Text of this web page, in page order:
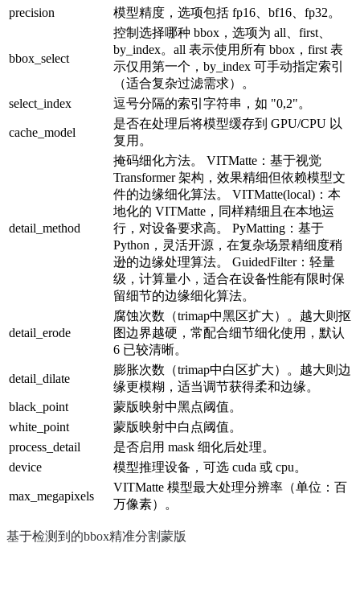
precision
模型精度，选项包括 fp16、bf16、fp32。
bbox_select
控制选择哪种 bbox，选项为 all、first、
by_index。all 表示使用所有 bbox，first 表
示仅用第一个，by_index 可手动指定索引
（适合复杂过滤需求）。
select_index
逗号分隔的索引字符串，如 "0,2"。
cache_model
是否在处理后将模型缓存到 GPU/CPU 以
复用。
detail_method
掩码细化方法。 VITMatte：基于视觉
Transformer 架构，效果精细但依赖模型文
件的边缘细化算法。 VITMatte(local)：本
地化的 VITMatte，同样精细且在本地运
行，对设备要求高。 PyMatting：基于
Python，灵活开源，在复杂场景精细度稍
逊的边缘处理算法。 GuidedFilter：轻量
级，计算量小，适合在设备性能有限时保
留细节的边缘细化算法。
detail_erode
腐蚀次数（trimap中黑区扩大）。越大则抠
图边界越硬，常配合细节细化使用，默认
6 已较清晰。
detail_dilate
膨胀次数（trimap中白区扩大）。越大则边
缘更模糊，适当调节获得柔和边缘。
black_point
蒙版映射中黑点阈值。
white_point
蒙版映射中白点阈值。
process_detail
是否启用 mask 细化后处理。
device
模型推理设备，可选 cuda 或 cpu。
max_megapixels
VITMatte 模型最大处理分辨率（单位：百
万像素）。
基于检测到的bbox精准分割蒙版